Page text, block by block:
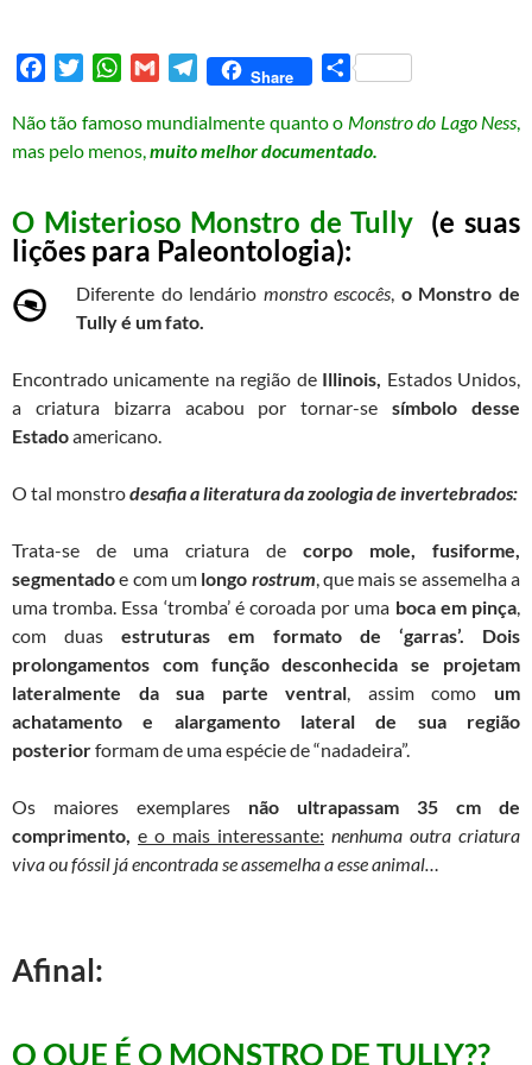
c
e
o
o
k
i
t
r
W
a
t
A
p
p
G
a
i
T
l
e
r
a
m
Share
S
a
r
Não tão famoso mundialmente quanto o Monstro do Lago Ness,
mas pelo menos,muito melhor documentado.
O Misterioso Monstro de Tully (e suas
lições para Paleontologia):
Diferente do lendário monstro escocês, o Monstro de
Tully é um fato.
Encontrado unicamente na região deIllinois, Estados Unidos,
a criatura bizarra acabou por tornar-sesímbolo desse
Estadoamericano.
O tal monstrodesafia a literatura da zoologia de invertebrados:
Trata-se de uma criatura de corpo mole, fusiforme,
segmentadoe com umlongo rostrum, que mais se assemelha a
uma tromba. Essa ‘tromba’ é coroada por uma boca em pinça,
com duasestruturas em formato de ‘garras’.
Dois
prolongamentos com função desconhecida se projetam
lateralmente
da sua parte ventral, assim comoum
achatamento e alargamento lateral de sua região
posteriorformam de uma espécie de “nadadeira”.
Os maiores exemplares não ultrapassam 35 cm de
comprimento, e o mais interessante: nenhuma outra criatura
viva ou fóssil já encontrada se assemelha a esse animal…
Afinal:
O QUE É O MONSTRO DE TULLY??